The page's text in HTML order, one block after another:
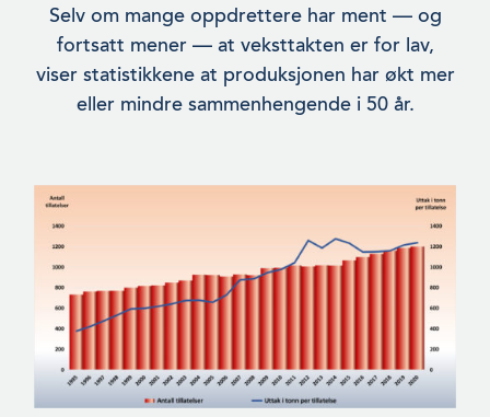
Selv om mange oppdrettere har ment — og
fortsatt mener — at veksttakten er for lav,
viser statistikkene at produksjonen har økt mer
eller mindre sammenhengende i 50 år.